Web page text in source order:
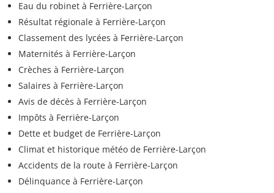
Eau du robinet à Ferrière-Larçon
Résultat régionale à Ferrière-Larçon
Classement des lycées à Ferrière-Larçon
Maternités à Ferrière-Larçon
Crèches à Ferrière-Larçon
Salaires à Ferrière-Larçon
Avis de décès à Ferrière-Larçon
Impôts à Ferrière-Larçon
Dette et budget de Ferrière-Larçon
Climat et historique météo de Ferrière-Larçon
Accidents de la route à Ferrière-Larçon
Délinquance à Ferrière-Larçon